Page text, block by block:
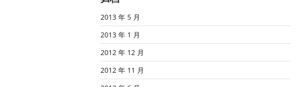
2013 年 5 月
2013 年 1 月
2012 年 12 月
2012 年 11 月